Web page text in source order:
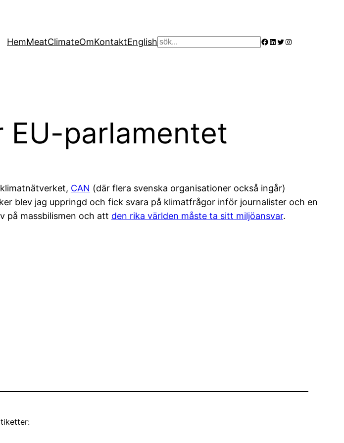
HemMeatClimateOmKontaktEnglish Sök Facebook
LinkedIn
Twitter
Instagram
EU-parlamentet
CAN (där flera svenska organisationer också ingår)
blev jag uppringd och fick svara på klimatfrågor inför journalister och en
på massbilismen och att den rika världen måste ta sitt miljöansvar.